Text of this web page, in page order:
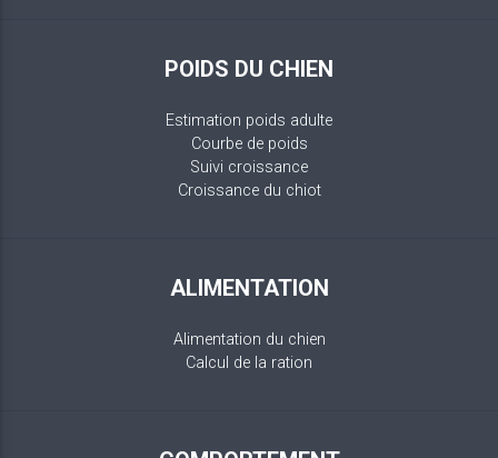
POIDS DU CHIEN
Estimation poids adulte
Courbe de poids
Suivi croissance
Croissance du chiot
ALIMENTATION
Alimentation du chien
Calcul de la ration